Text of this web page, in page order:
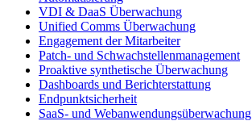
VDI & DaaS Überwachung
Unified Comms Überwachung
Engagement der Mitarbeiter
Patch- und Schwachstellenmanagement
Proaktive synthetische Überwachung
Dashboards und Berichterstattung
Endpunktsicherheit
SaaS- und Webanwendungsüberwachung